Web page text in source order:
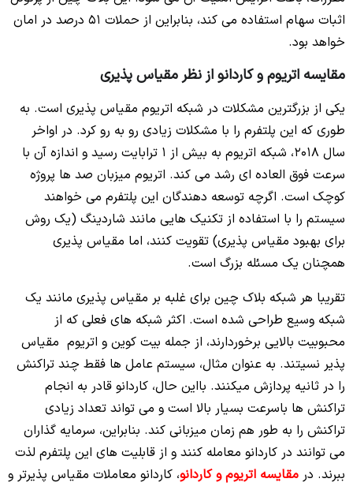
اثبات سهام استفاده می کند، بنابراین از حملات 51 درصد در امان
خواهد بود.
مقایسه اتریوم و کاردانو از نظر مقیاس پذیری
یکی از بزرگترین مشکلات در شبکه اتریوم مقیاس پذیری است. به
طوری که این پلتفرم را با مشکلات زیادی رو به رو کرد. در اواخر
سال 2018، شبکه اتریوم به بیش از 1 ترابایت رسید و اندازه آن با
سرعت فوق العاده ای رشد می کند. اتریوم میزبان صد ها پروژه
کوچک است. اگرچه توسعه دهندگان این پلتفرم می خواهند
سیستم را با استفاده از تکنیک هایی مانند شاردینگ (یک روش
برای بهبود مقیاس پذیری) تقویت کنند، اما مقیاس پذیری
همچنان یک مسئله بزرگ است.
تقریبا هر شبکه بلاک چین برای غلبه بر مقیاس پذیری مانند یک
شبکه وسیع طراحی شده است. اکثر شبکه های فعلی که از
محبوبیت بالایی برخوردارند، از جمله بیت کوین و اتریوم مقیاس
پذیر نسیتند. به عنوان مثال، سیستم عامل ها فقط چند تراکنش
را در ثانیه پردازش میکنند. بااین حال، کاردانو قادر به انجام
تراکنش ها باسرعت بسیار بالا است و می تواند تعداد زیادی
تراکنش را به طور هم زمان میزبانی کند. بنابراین، سرمایه گذاران
می توانند در کاردانو معامله کنند و از قابلیت های این پلتفرم لذت
ببرند. در مقایسه اتریوم و کاردانو، کاردانو معاملات مقیاس پذیرتر و